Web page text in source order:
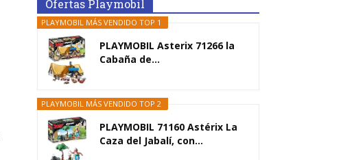
Ofertas Playmobil
PLAYMOBIL MÁS VENDIDO TOP 1
PLAYMOBIL Asterix 71266 la
Cabaña de...
PLAYMOBIL MÁS VENDIDO TOP 2
PLAYMOBIL 71160 Astérix La
Caza del Jabalí, con...